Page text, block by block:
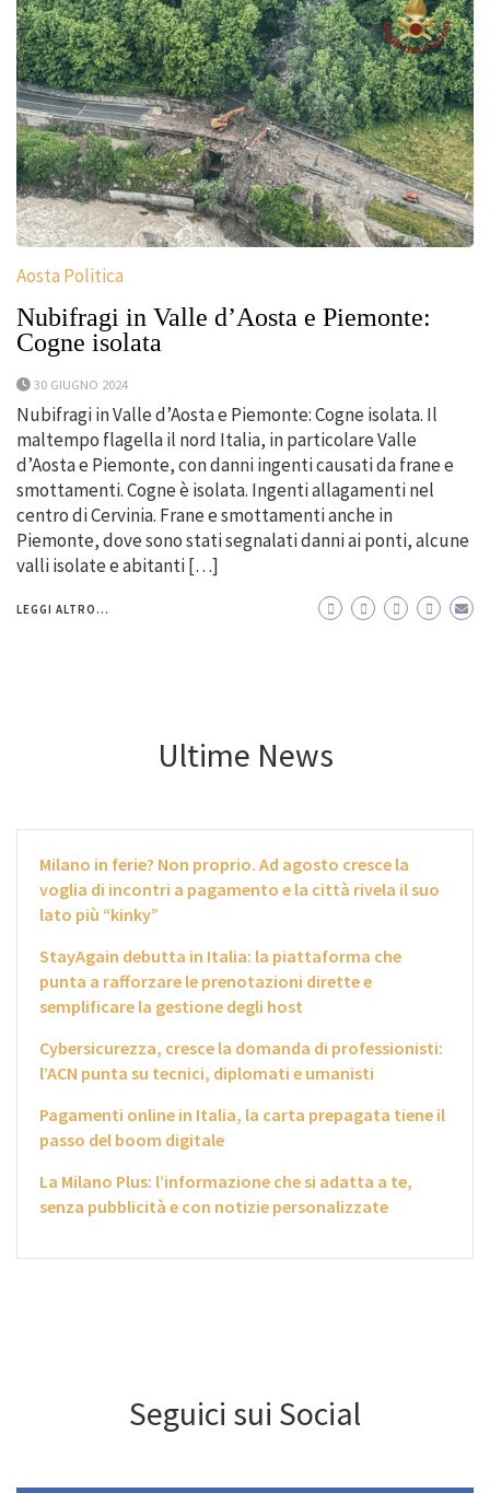
Aosta Politica
Nubifragi in Valle d’Aosta e Piemonte:
Cogne isolata
30 GIUGNO 2024
Nubifragi in Valle d’Aosta e Piemonte: Cogne isolata. Il
maltempo flagella il nord Italia, in particolare Valle
d’Aosta e Piemonte, con danni ingenti causati da frane e
smottamenti. Cogne è isolata. Ingenti allagamenti nel
centro di Cervinia. Frane e smottamenti anche in
Piemonte, dove sono stati segnalati danni ai ponti, alcune
valli isolate e abitanti […]
LEGGI ALTRO...
Ultime News
Milano in ferie? Non proprio. Ad agosto cresce la
voglia di incontri a pagamento e la città rivela il suo
lato più “kinky”
StayAgain debutta in Italia: la piattaforma che
punta a rafforzare le prenotazioni dirette e
semplificare la gestione degli host
Cybersicurezza, cresce la domanda di professionisti:
l’ACN punta su tecnici, diplomati e umanisti
Pagamenti online in Italia, la carta prepagata tiene il
passo del boom digitale
La Milano Plus: l’informazione che si adatta a te,
senza pubblicità e con notizie personalizzate
Seguici sui Social